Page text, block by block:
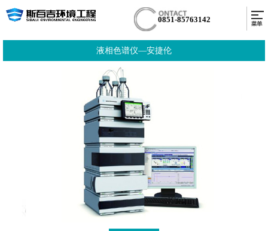
0851-85763142
液相色谱仪—安捷伦